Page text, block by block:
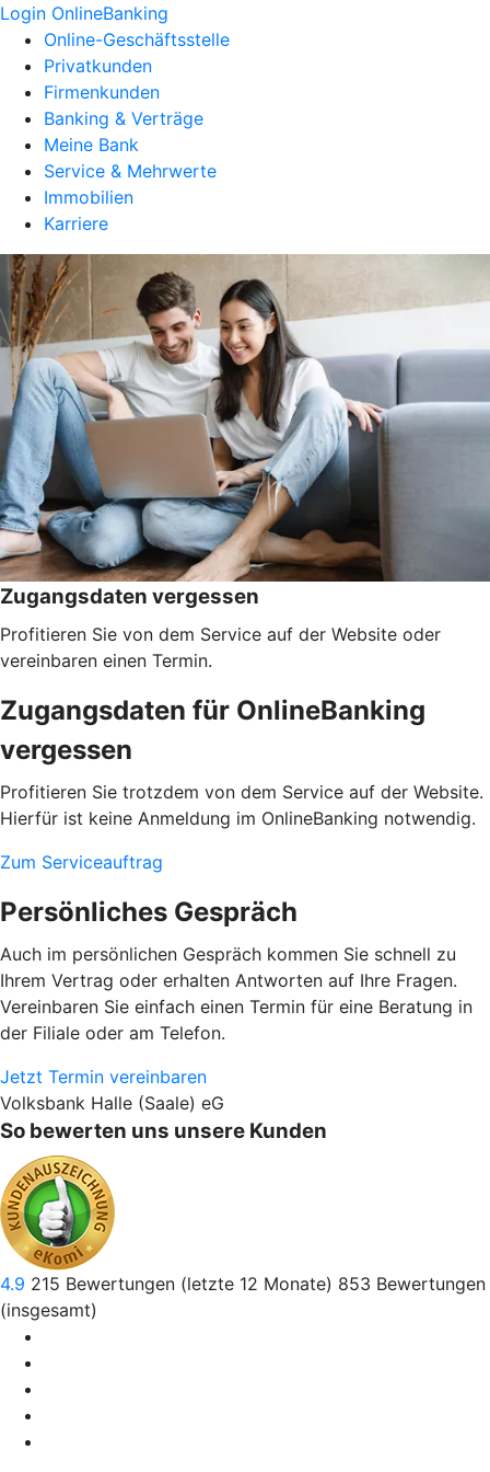
Login OnlineBanking
Online-Geschäftsstelle
Privatkunden
Firmenkunden
Banking & Verträge
Meine Bank
Service & Mehrwerte
Immobilien
Karriere
Zugangsdaten vergessen
Profitieren Sie von dem Service auf der Website oder
vereinbaren einen Termin.
Zugangsdaten für OnlineBanking
vergessen
Profitieren Sie trotzdem von dem Service auf der Website.
Hierfür ist keine Anmeldung im OnlineBanking notwendig.
Zum Serviceauftrag
Persönliches Gespräch
Auch im persönlichen Gespräch kommen Sie schnell zu
Ihrem Vertrag oder erhalten Antworten auf Ihre Fragen.
Vereinbaren Sie einfach einen Termin für eine Beratung in
der Filiale oder am Telefon.
Jetzt Termin vereinbaren
Volksbank Halle (Saale) eG
So bewerten uns unsere Kunden
4.9 215 Bewertungen (letzte 12 Monate) 853 Bewertungen
(insgesamt)